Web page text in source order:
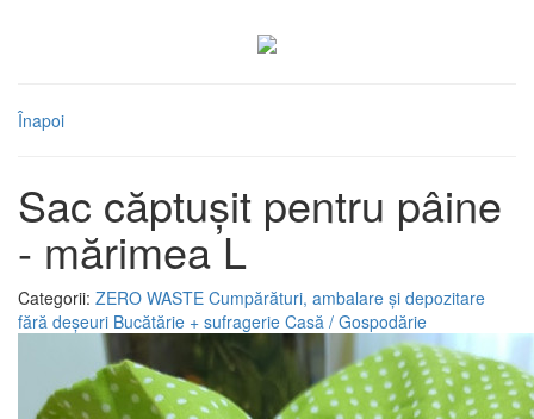
Înapoi
Sac căptușit pentru pâine
- mărimea L
Categorii: ZERO WASTE Cumpărături, ambalare și depozitare
fără deșeuri Bucătărie + sufragerie Casă / Gospodărie